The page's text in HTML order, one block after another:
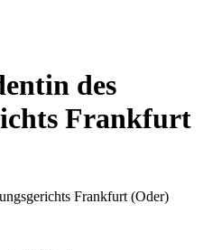
des
Frankfurt
Frankfurt (Oder)